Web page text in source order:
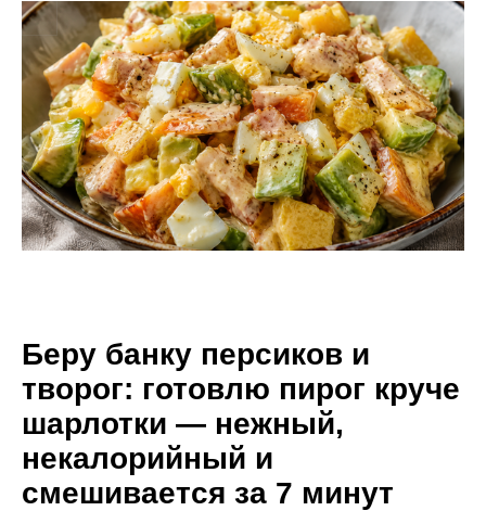
Беру банку персиков и
творог: готовлю пирог круче
шарлотки — нежный,
некалорийный и
смешивается за 7 минут